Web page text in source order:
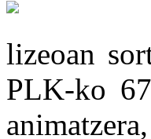
lizeoan
PLK-ko